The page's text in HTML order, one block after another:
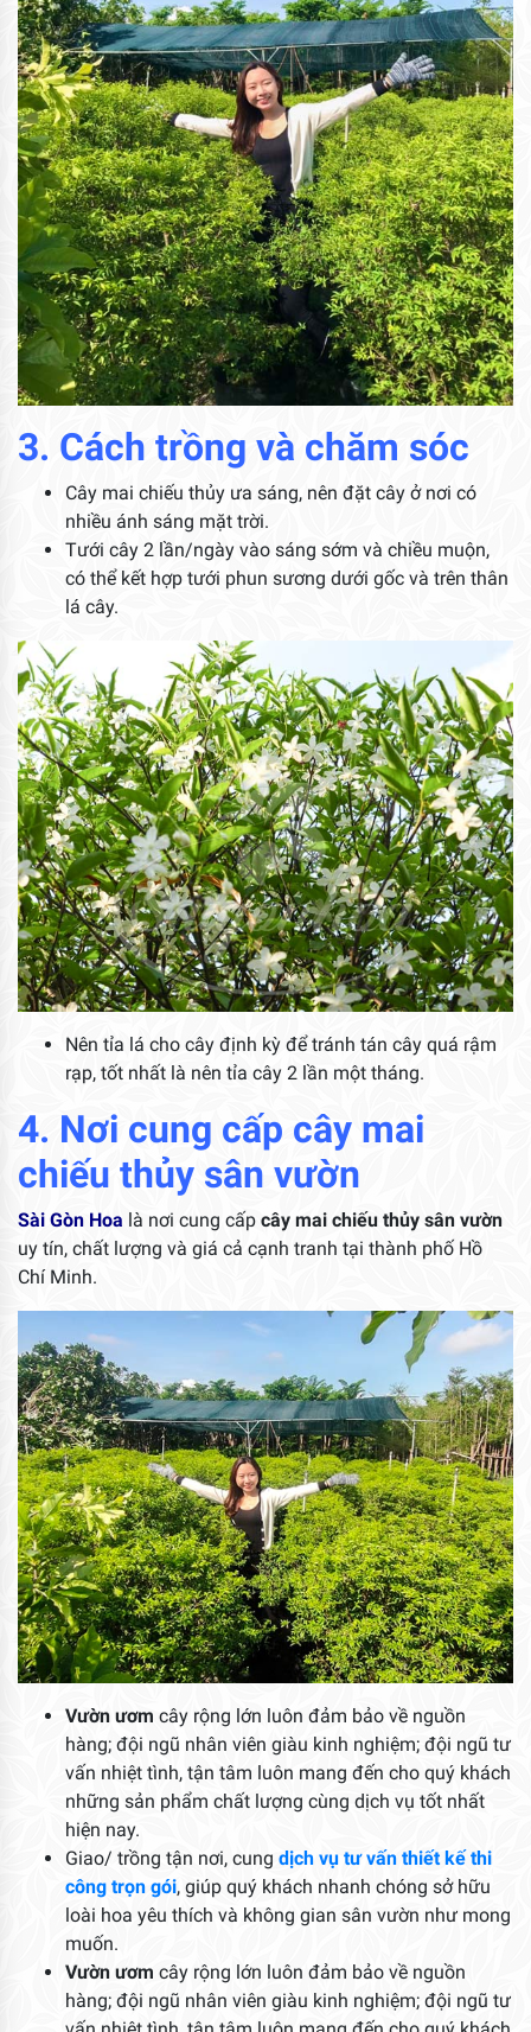
3. Cách trồng và chăm sóc
Cây mai chiếu thủy ưa sáng, nên đặt cây ở nơi có
nhiều ánh sáng mặt trời.
Tưới cây 2 lần/ngày vào sáng sớm và chiều muộn,
có thể kết hợp tưới phun sương dưới gốc và trên thân
lá cây.
Nên tỉa lá cho cây định kỳ để tránh tán cây quá rậm
rạp, tốt nhất là nên tỉa cây 2 lần một tháng.
4. Nơi cung cấp cây mai
chiếu thủy sân vườn
Sài Gòn Hoa là nơi cung cấp cây mai chiếu thủy sân vườn
uy tín, chất lượng và giá cả cạnh tranh tại thành phố Hồ
Chí Minh.
Vườn ươm cây rộng lớn luôn đảm bảo về nguồn
hàng; đội ngũ nhân viên giàu kinh nghiệm; đội ngũ tư
vấn nhiệt tình, tận tâm luôn mang đến cho quý khách
những sản phẩm chất lượng cùng dịch vụ tốt nhất
hiện nay.
Giao/ trồng tận nơi, cung dịch vụ tư vấn thiết kế thi
công trọn gói, giúp quý khách nhanh chóng sở hữu
loài hoa yêu thích và không gian sân vườn như mong
muốn.
Vườn ươm cây rộng lớn luôn đảm bảo về nguồn
hàng; đội ngũ nhân viên giàu kinh nghiệm; đội ngũ tư